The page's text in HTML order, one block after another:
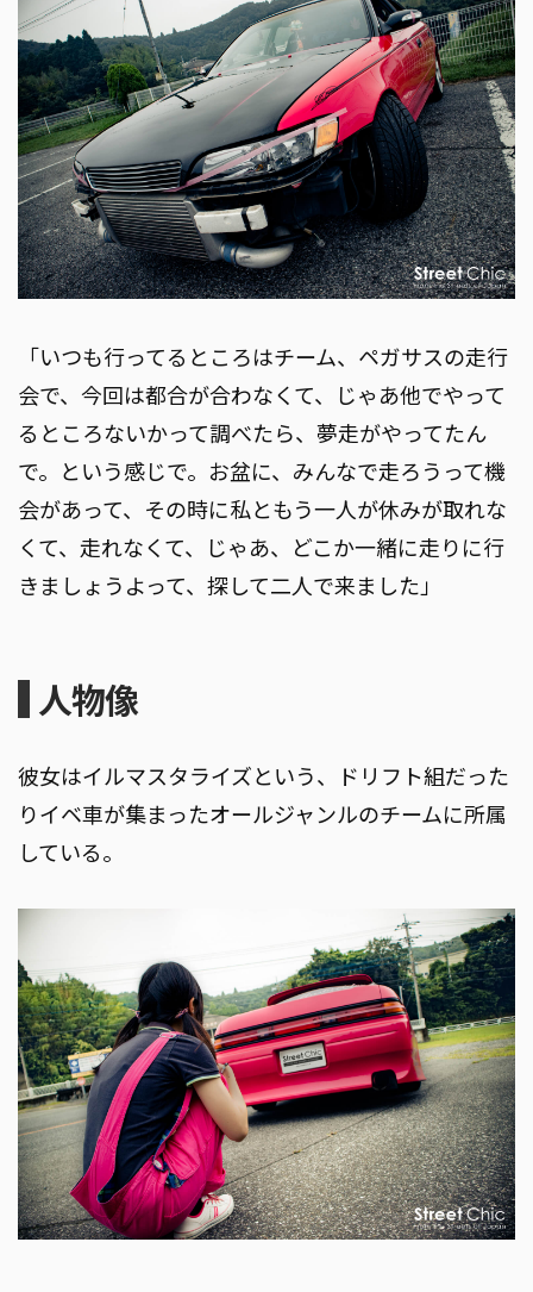
「いつも行ってるところはチーム、ペガサスの走行
会で、今回は都合が合わなくて、じゃあ他でやって
るところないかって調べたら、夢走がやってたん
で。という感じで。お盆に、みんなで走ろうって機
会があって、その時に私ともう一人が休みが取れな
くて、走れなくて、じゃあ、どこか一緒に走りに行
きましょうよって、探して二人で来ました」
人物像
彼女はイルマスタライズという、ドリフト組だった
りイベ車が集まったオールジャンルのチームに所属
している。